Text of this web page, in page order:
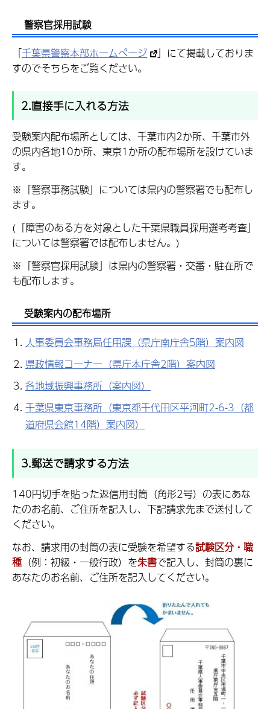
警察官採用試験
「千葉県警察本部ホームページ
」にて掲載しておりま
すのでそちらをご覧ください。
2.直接手に入れる方法
受験案内配布場所としては、千葉市内2か所、千葉市外
の県内各地10か所、東京1か所の配布場所を設けていま
す。
※「警察事務試験」については県内の警察署でも配布し
ます。
(「障害のある方を対象とした千葉県職員採用選考考査」
については警察署では配布しません。)
※「警察官採用試験」は県内の警察署・交番・駐在所で
も配布します。
受験案内の配布場所
人事委員会事務局任用課（県庁南庁舎5階）案内図
県政情報コーナー（県庁本庁舎2階）案内図
各地域振興事務所（案内図）
千葉県東京事務所（東京都千代田区平河町2-6-3（都
道府県会館14階）案内図）
3.郵送で請求する方法
140円切手を貼った返信用封筒（角形2号）の表にあな
たのお名前、ご住所を記入し、下記請求先まで送付して
ください。
なお、請求用の封筒の表に受験を希望する試験区分・職
種 （例：初級・一般行政）を朱書で記入し、封筒の裏に
あなたのお名前、ご住所を記入してください。